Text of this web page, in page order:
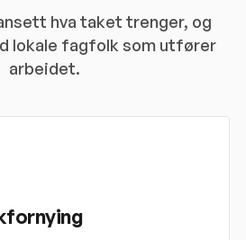
hva taket trenger, og
lokale fagfolk som utfører
arbeidet.